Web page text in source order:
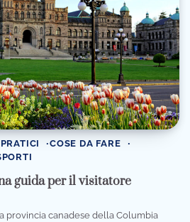
COSE DA FARE
guida per il visitatore
provincia canadese della Columbia